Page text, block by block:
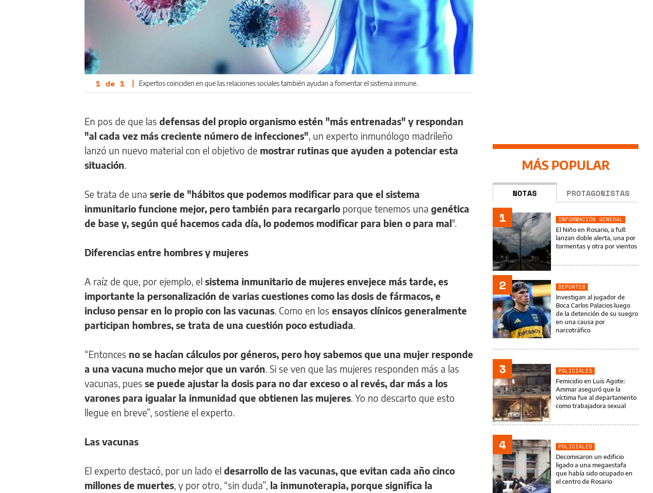
1 de 1 | Expertos coinciden en que las relaciones sociales también ayudan a fomentar el sistema inmune.
En pos de que las defensas del propio organismo estén "más entrenadas" y respondan
"al cada vez más creciente número de infecciones" , un experto inmunólogo madrileño
lanzó un nuevo material con el objetivo de mostrar rutinas que ayuden a potenciar esta
situación
Se trata de una serie de "hábitos que podemos modificar para que el sistema
inmunitario funcione mejor, pero también para recargarlo porque tenemos una genética
de base y, según qué hacemos cada día, lo podemos modificar para bien o para mal".
Diferencias entre hombres y mujeres
A raíz de que, por ejemplo, el sistema inmunitario de mujeres envejece más tarde, es
importante la personalización de varias cuestiones como las dosis de fármacos, e
incluso pensar en lo propio con las vacunas . Como en los ensayos clínicos generalmente
participan hombres, se trata de una cuestión poco estudiada
“Entonces no se hacían cálculos por géneros, pero hoy sabemos que una mujer responde
a una vacuna mucho mejor que un varón . Si se ven que las mujeres responden más a las
vacunas, pues se puede ajustar la dosis para no dar exceso o al revés, dar más a los
varones para igualar la inmunidad que obtienen las mujeres . Yo no descarto que esto
llegue en breve”, sostiene el experto.
Las vacunas
El experto destacó, por un lado el desarrollo de las vacunas, que evitan cada año cinco
millones de muertes , y por otro, “sin duda”, la inmunoterapia, porque significa la
MÁS POPULAR
NOTAS PROTAGONISTAS
1
INFORMACIÓN GENERAL
El Niño en Rosario, a full:
lanzan doble alerta, una por
tormentas y otra por vientos
2
DEPORTES
Investigan al jugador de
Boca Carlos Palacios luego
de la detención de su suegro
en una causa por
narcotráfico
3
POLICIALES
Femicidio en Luis Agote:
Ammar aseguró que la
víctima fue al departamento
como trabajadora sexual
4
POLICIALES
Decomisaron un edificio
ligado a una megaestafa
que había sido ocupado en
el centro de Rosario